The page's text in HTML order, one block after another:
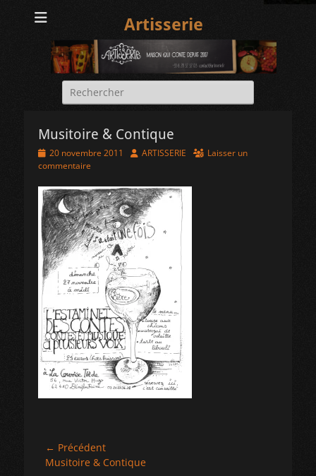
Artisserie
Rechercher :
Musitoire & Contique
Posted
on
20 novembre 2011 Author
ARTISSERIE
Laisser un
commentaire
Navigation
de
← Précédent
Article
Musitoire & Contique